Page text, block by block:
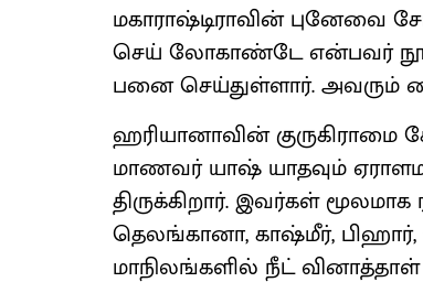
மகா​ராஷ்டி​ரா​வின் புனேவை
செய் லோகாண்டே என்​பவர்
பனை செய்​துள்​ளார். அவரும்
ஹரி​யா​னா​வின் குரு​கி​ராமை
மாணவர் யாஷ் யாத​வும்
திருக்​கிறார். இவர்​கள்
தெலங்​கா​னா, காஷ்மீர்,
மாநிலங்​களில் நீட் வினாத்​தாள்